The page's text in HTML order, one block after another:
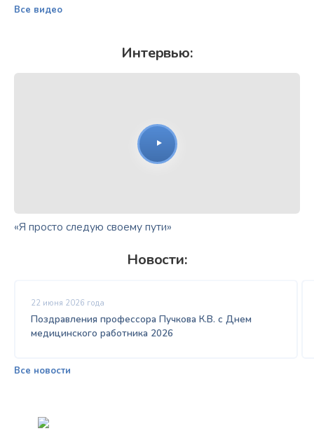
Все видео
Интервью:
«Я просто следую своему пути»
Новости:
22 июня 2026 года
Поздравления профессора Пучкова К.В. с Днем
медицинского работника 2026
Все новости